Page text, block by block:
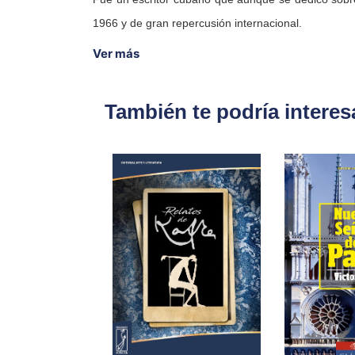
1966 y de gran repercusión internacional.
Ver más
También te podría